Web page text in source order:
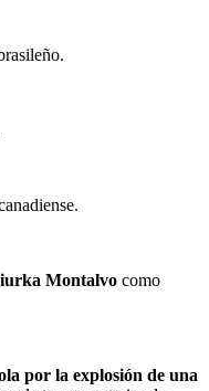
Montalvo como
por la explosión de una